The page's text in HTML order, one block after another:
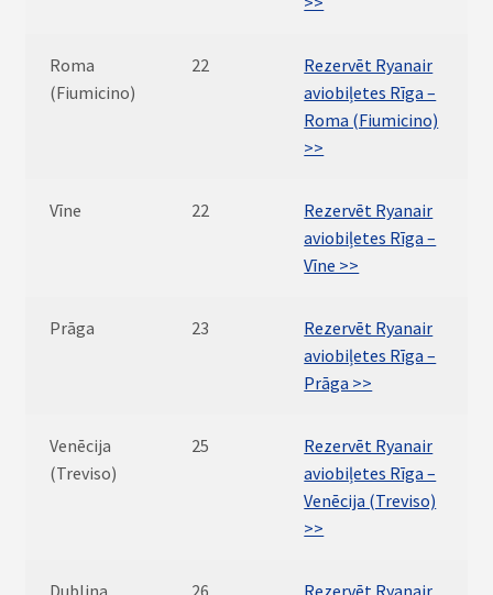
Roma
(Fiumicino)
22
Rezervēt Ryanair
aviobiļetes Rīga –
Roma (Fiumicino)
>>
Vīne 22
Rezervēt Ryanair
aviobiļetes Rīga –
Vīne >>
Prāga 23
Rezervēt Ryanair
aviobiļetes Rīga –
Prāga >>
Venēcija
(Treviso)
25
Rezervēt Ryanair
aviobiļetes Rīga –
Venēcija (Treviso)
>>